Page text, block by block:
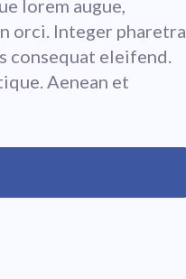
lorem augue,
orci. Integer pharetra
consequat eleifend.
Aenean et